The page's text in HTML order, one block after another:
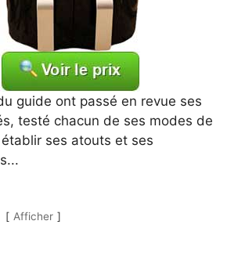
guide ont passé en revue ses
testé chacun de ses modes de
ses atouts et ses
Afficher